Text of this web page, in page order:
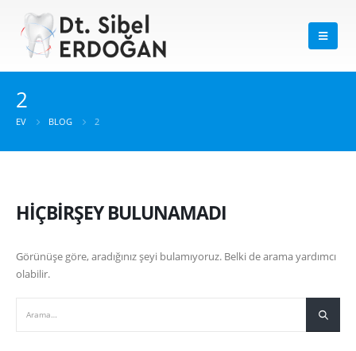
2
EV BLOG 2
HIÇBIRŞEY BULUNAMADI
Görünüşe göre, aradığınız şeyi bulamıyoruz. Belki de arama yardımcı
olabilir.